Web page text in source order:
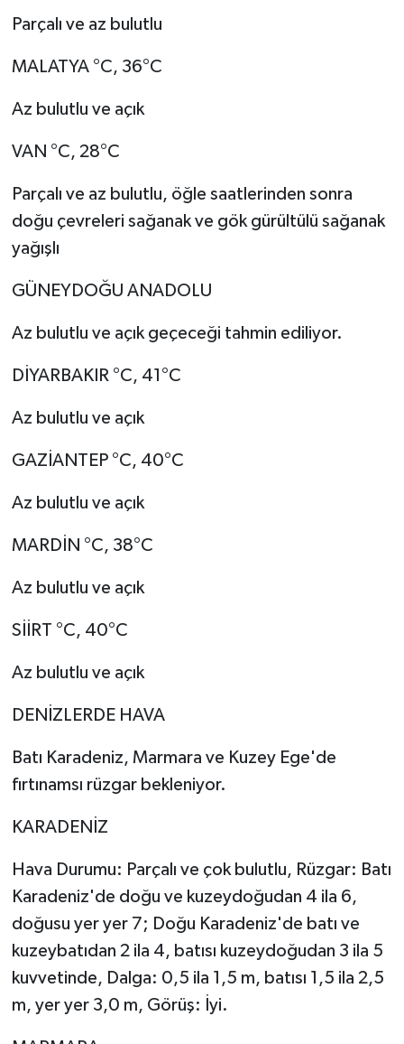
Parçalı ve az bulutlu
MALATYA °C, 36°C
Az bulutlu ve açık
VAN °C, 28°C
Parçalı ve az bulutlu, öğle saatlerinden sonra
doğu çevreleri sağanak ve gök gürültülü sağanak
yağışlı
GÜNEYDOĞU ANADOLU
Az bulutlu ve açık geçeceği tahmin ediliyor.
DİYARBAKIR °C, 41°C
Az bulutlu ve açık
GAZİANTEP °C, 40°C
Az bulutlu ve açık
MARDİN °C, 38°C
Az bulutlu ve açık
SİİRT °C, 40°C
Az bulutlu ve açık
DENİZLERDE HAVA
Batı Karadeniz, Marmara ve Kuzey Ege'de
fırtınamsı rüzgar bekleniyor.
KARADENİZ
Hava Durumu: Parçalı ve çok bulutlu, Rüzgar: Batı
Karadeniz'de doğu ve kuzeydoğudan 4 ila 6,
doğusu yer yer 7; Doğu Karadeniz'de batı ve
kuzeybatıdan 2 ila 4, batısı kuzeydoğudan 3 ila 5
kuvvetinde, Dalga: 0,5 ila 1,5 m, batısı 1,5 ila 2,5
m, yer yer 3,0 m, Görüş: İyi.